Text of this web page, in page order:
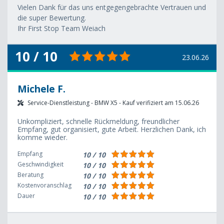
Vielen Dank für das uns entgegengebrachte Vertrauen und
die super Bewertung.
Ihr First Stop Team Weiach
10 / 10 23.06.26
Michele F.
Service-Dienstleistung - BMW X5 - Kauf verifiziert am 15.06.26
Unkompliziert, schnelle Rückmeldung, freundlicher
Empfang, gut organisiert, gute Arbeit. Herzlichen Dank, ich
komme wieder.
Empfang 10 / 10
Geschwindigkeit 10 / 10
Beratung 10 / 10
Kostenvoranschlag 10 / 10
Dauer 10 / 10